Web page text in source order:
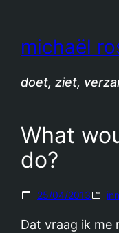
michaël
doet, ziet,
What
do?
25/04/2013
Dat vraag ik me